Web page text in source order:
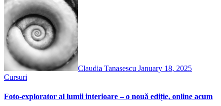
Claudia Tanasescu January 18, 2025
Cursuri
Foto-explorator al lumii interioare – o nouă ediție, online acum